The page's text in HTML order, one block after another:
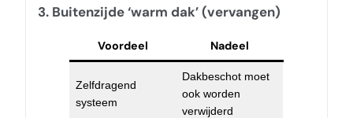
3. Buitenzijde ‘warm dak’ (vervangen)
Voordeel Nadeel
Zelfdragend
systeem
Dakbeschot moet
ook worden
verwijderd